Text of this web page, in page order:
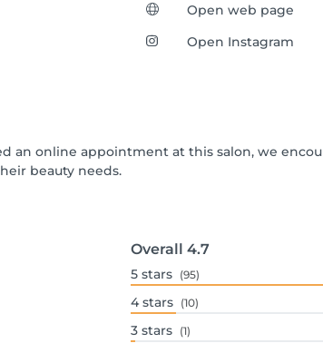
Open web page
Open Instagram
an online appointment at this salon, we
beauty needs.
Overall 4.7
5 stars (95)
4 stars (10)
3 stars (1)